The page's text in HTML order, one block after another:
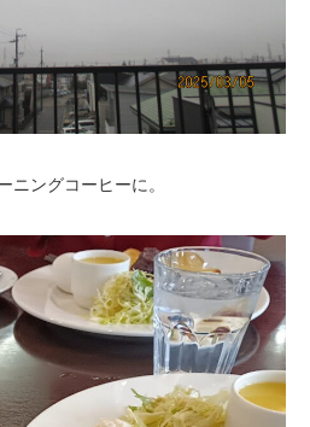
ニングコーヒーに。